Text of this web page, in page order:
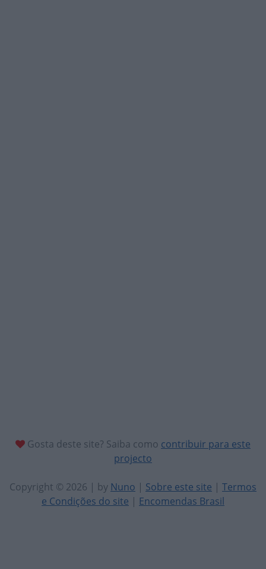
Gosta deste site? Saiba como contribuir para este
projecto
Copyright © 2026 | by Nuno | Sobre este site | Termos
e Condições do site | Encomendas Brasil